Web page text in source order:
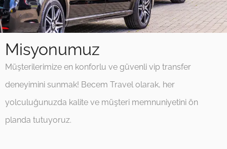
Misyonumuz
Müşterilerimize en konforlu ve güvenli vip transfer
deneyimini sunmak! Becem Travel olarak, her
yolculuğunuzda kalite ve müşteri memnuniyetini ön
planda tutuyoruz.